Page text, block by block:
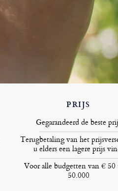
PRIJS
Gegarandeerd de beste
Terugbetaling van het
u elders een lagere prijs
Voor alle budgetten van €
50.000